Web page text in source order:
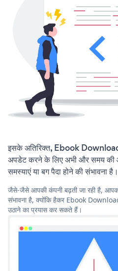
इसके अतिरिक्त, Ebook
अपडेट करने के लिए अभी और समय
समस्याएं या बग पैदा होने की संभावना है।
जैसे-जैसे आपकी कंपनी बढ़ती जा रही है,
संभावना है, क्योंकि हैकर Ebook
उठाने का प्रयास कर सकते हैं।